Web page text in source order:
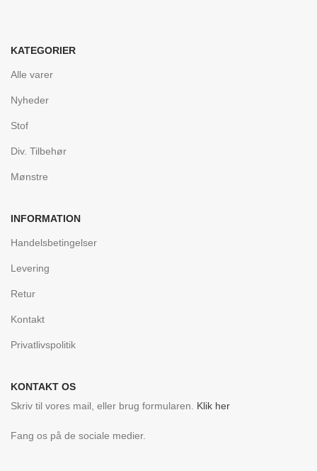
KATEGORIER
Alle varer
Nyheder
Stof
Div. Tilbehør
Mønstre
INFORMATION
Handelsbetingelser
Levering
Retur
Kontakt
Privatlivspolitik
KONTAKT OS
Skriv til vores mail, eller brug formularen. Klik her
Fang os på de sociale medier.